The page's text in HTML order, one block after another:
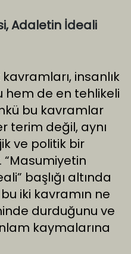
Adaletin İdeali
insanlık
hem de en tehlikeli
bu kavramlar
terim değil, aynı
ve politik bir
“Masumiyetin
başlığı altında
iki kavramın ne
durduğunu ve
kaymalarına